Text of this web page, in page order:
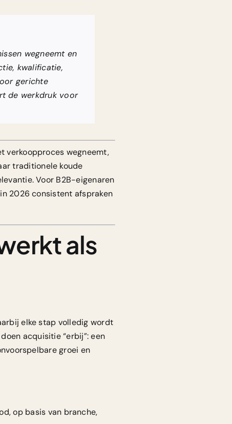
wegneemt en
kwalificatie,
gerichte
de werkdruk voor
verkoopproces wegneemt,
traditionele koude
Voor B2B-eigenaren
2026 consistent afspraken
als
elke stap volledig wordt
acquisitie “erbij”: een
groei en
op basis van branche,